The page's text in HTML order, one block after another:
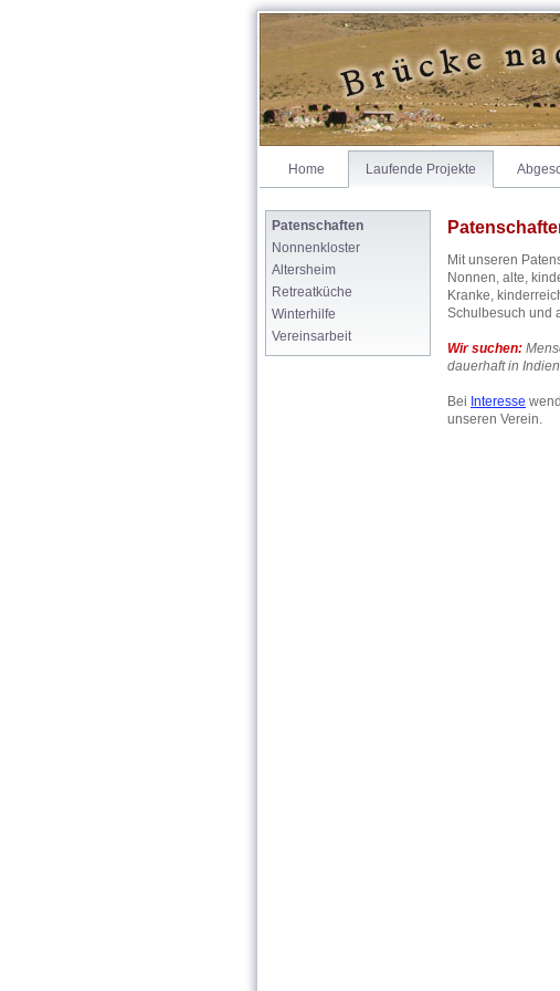
Home Laufende Projekte
Patenschaften
Nonnenkloster
Altersheim
Retreatküche
Winterhilfe
Vereinsarbeit
Mit unseren
Nonnen, alte,
Kranke,
Schulbesuch und
Wir suchen:
dauerhaft in
Bei Interesse
unseren Verein.